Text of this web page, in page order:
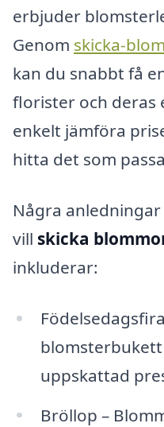
erbjuder
Genom skicka-
kan du snabbt få
florister och deras
enkelt jämföra
hitta det som
Några
vill skicka
inkluderar:
blomsterbukett
uppskattad
Bröllop –